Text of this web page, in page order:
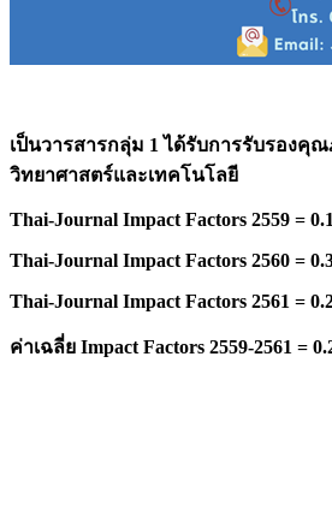
เป็นวารสารกลุ่ม 1 ได้รับการรับรองคุ
วิทยาศาสตร์และเทคโนโลยี
Thai-Journal Impact Factors 2559 =
Thai-Journal Impact Factors 2560 =
Thai-Journal Impact Factors 2561 =
ค่าเฉลี่ย Impact Factors 2559-2561 =